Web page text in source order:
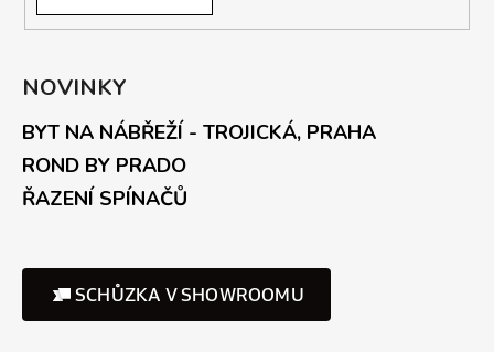
NOVINKY
BYT NA NÁBŘEŽÍ - TROJICKÁ, PRAHA
ROND BY PRADO
ŘAZENÍ SPÍNAČŮ
SCHŮZKA V SHOWROOMU